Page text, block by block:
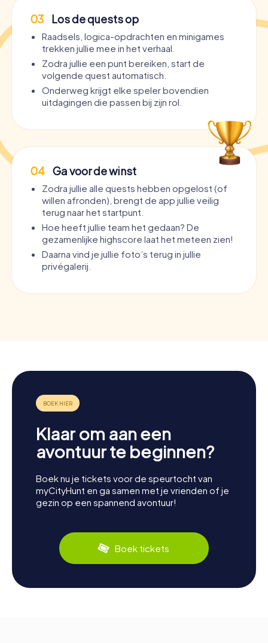
03 Los de quests op
Raadsels, logica-opdrachten en minigames
trekken jullie mee in het verhaal.
Zodra jullie een punt bereiken, start de
volgende quest automatisch.
Onderweg krijgt elke speler bovendien
uitdagingen die passen bij zijn rol.
04 Ga voor de winst
Zodra jullie alle quests hebben opgelost (of
willen afronden), brengt de app jullie veilig
terug naar het startpunt.
Hoe heeft jullie team het gedaan? De
gezamenlijke highscore laat het meteen zien!
Daarna vind je jullie foto’s terug in jullie
privégalerij.
Klaar om aan een
avontuur te beginnen?
Boek nu je tickets voor de speurtocht van
myCityHunt en ga samen met je vrienden of je
gezin op een spannend avontuur!
Boek tickets